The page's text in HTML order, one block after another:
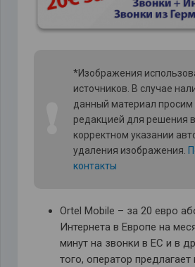
*Изображения
источников. В случае
данный материал просим
редакцией для решения
корректном указании
удаления изображения.
контакты
Ortel Mobile – за 20 евро
Интернета в Европе на
минут на звонки в ЕС и в
того, оператор предлагает